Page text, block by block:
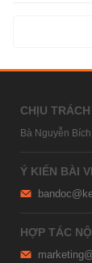
CHỊU
Bà Nguyễn
Ý KIẾN BÀI
HỢP TÁC